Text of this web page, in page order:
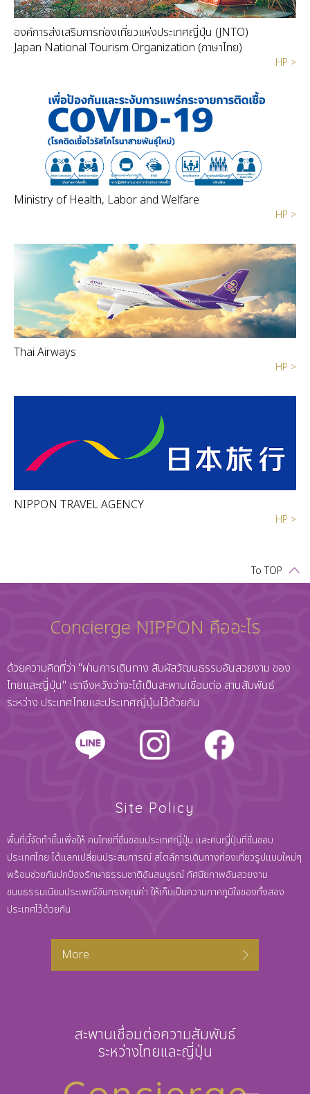
องค์การส่งเสริมการท่องเที่ยวแห่งประเทศญี่ปุ่น (JNTO)
Japan National Tourism Organization (ภาษาไทย)
HP >
Ministry of Health, Labor and Welfare
HP >
Thai Airways
HP >
NIPPON TRAVEL AGENCY
HP >
To TOP
Concierge NIPPON คืออะไร
ด้วยความคิดที่ว่า "ผ่านการเดินทาง สัมผัสวัฒนธรรมอันสวยงาม ของ
ไทยและญี่ปุ่น" เราจึงหวังว่าจะได้เป็นสะพานเชื่อมต่อ สานสัมพันธ์
ระหว่าง ประเทศไทยและประเทศญี่ปุ่นไว้ด้วยกัน
Site Policy
พื้นที่นี้จัดทำขึ้นเพื่อให้ คนไทยที่ชื่นชอบประเทศญี่ปุ่น และคนญี่ปุ่นที่ชื่นชอบ
ประเทศไทย ได้แลกเปลี่ยนประสบการณ์ สไตล์การเดินทางท่องเที่ยวรูปแบบใหม่ๆ
พร้อมช่วยกันปกป้องรักษาธรรมชาติอันสมบูรณ์ ทัศนียภาพอันสวยงาม
ขนบธรรมเนียมประเพณีอันทรงคุณค่า ให้เก็บเป็นความภาคภูมิใจของทั้งสอง
ประเทศไว้ด้วยกัน
More
สะพานเชื่อมต่อความสัมพันธ์
ระหว่างไทยและญี่ปุ่น